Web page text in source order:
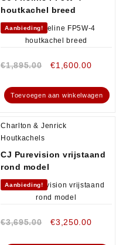
houtkachel breed
Aanbieding!
€1,895.00 €1,600.00
Toevoegen aan winkelwagen
Charlton & Jenrick
Houtkachels
CJ Purevision vrijstaand
rond model
Aanbieding!
€3,695.00 €3,250.00